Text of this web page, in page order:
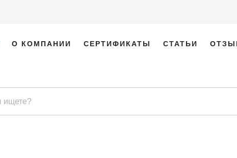
О КОМПАНИИ СЕРТИФИКАТЫ СТАТЬИ